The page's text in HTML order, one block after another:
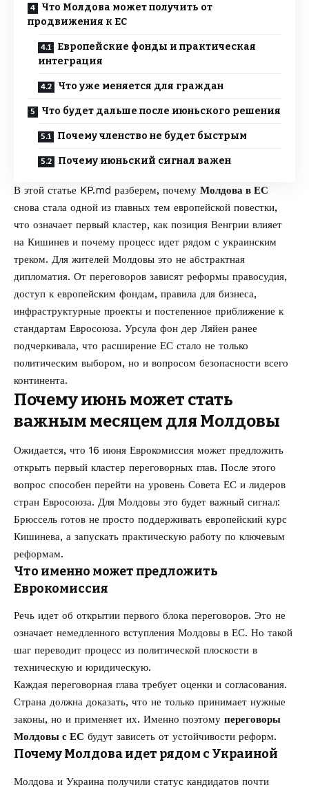
Что Молдова может получить от
продвижения к ЕС
Европейские фонды и практическая
интеграция
Что уже меняется для граждан
Что будет дальше после июньского решения
Почему членство не будет быстрым
Почему июньский сигнал важен
В этой статье KP.md разберем, почему Молдова в ЕС
снова стала одной из главных тем европейской повестки,
что означает первый кластер, как позиция Венгрии влияет
на Кишинев и почему процесс идет рядом с украинским
треком. Для жителей Молдовы это не абстрактная
дипломатия. От переговоров зависят реформы правосудия,
доступ к европейским фондам, правила для бизнеса,
инфраструктурные проекты и постепенное приближение к
стандартам Евросоюза. Урсула фон дер Ляйен ранее
подчеркивала, что расширение ЕС стало не только
политическим выбором, но и вопросом безопасности всего
континента.
Почему июнь может стать
важным месяцем для Молдовы
Ожидается, что 16 июня Еврокомиссия может предложить
открыть первый кластер переговорных глав. После этого
вопрос способен перейти на уровень Совета ЕС и лидеров
стран Евросоюза. Для Молдовы это будет важный сигнал:
Брюссель готов не просто поддерживать европейский курс
Кишинева, а запускать практическую работу по ключевым
реформам.
Что именно может предложить
Еврокомиссия
Речь идет об открытии первого блока переговоров. Это не
означает немедленного вступления Молдовы в ЕС. Но такой
шаг переводит процесс из политической плоскости в
техническую и юридическую.
Каждая переговорная глава требует оценки и согласования.
Страна должна доказать, что не только принимает нужные
законы, но и применяет их. Именно поэтому переговоры
Молдовы с ЕС будут зависеть от устойчивости реформ.
Почему Молдова идет рядом с Украиной
Молдова и Украина получили статус кандидатов почти